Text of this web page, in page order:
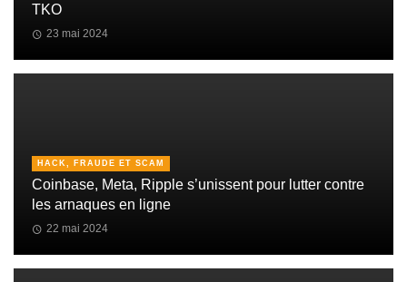
TKO
23 mai 2024
HACK, FRAUDE ET SCAM
Coinbase, Meta, Ripple s’unissent pour lutter contre
les arnaques en ligne
22 mai 2024